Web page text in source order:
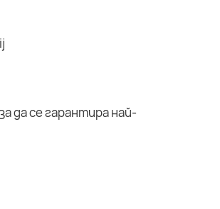
да се гарантира най-